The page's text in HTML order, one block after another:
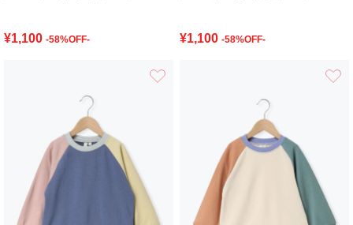
¥1,100 -58%OFF- ¥1,100 -58%OFF-